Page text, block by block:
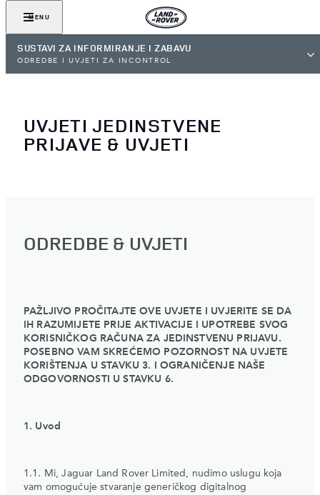
MENU
SUSTAVI ZA INFORMIRANJE I ZABAVU
ODREDBE I UVJETI ZA INCONTROL
UVJETI JEDINSTVENE
PRIJAVE & UVJETI
ODREDBE & UVJETI
PAŽLJIVO PROČITAJTE OVE UVJETE I UVJERITE SE DA
IH RAZUMIJETE PRIJE AKTIVACIJE I UPOTREBE SVOG
KORISNIČKOG RAČUNA ZA JEDINSTVENU PRIJAVU.
POSEBNO VAM SKREĆEMO POZORNOST NA UVJETE
KORIŠTENJA U STAVKU 3. I OGRANIČENJE NAŠE
ODGOVORNOSTI U STAVKU 6.
1. Uvod
1.1. Mi, Jaguar Land Rover Limited, nudimo uslugu koja
vam omogućuje stvaranje generičkog digitalnog